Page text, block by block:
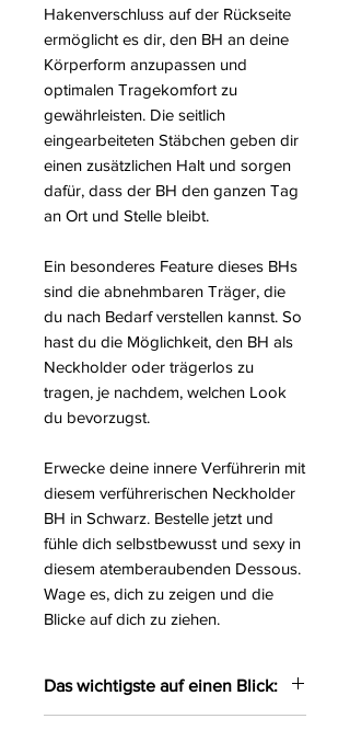
Hakenverschluss auf der Rückseite
ermöglicht es dir, den BH an deine
Körperform anzupassen und
optimalen Tragekomfort zu
gewährleisten. Die seitlich
eingearbeiteten Stäbchen geben dir
einen zusätzlichen Halt und sorgen
dafür, dass der BH den ganzen Tag
an Ort und Stelle bleibt.
Ein besonderes Feature dieses BHs
sind die abnehmbaren Träger, die
du nach Bedarf verstellen kannst. So
hast du die Möglichkeit, den BH als
Neckholder oder trägerlos zu
tragen, je nachdem, welchen Look
du bevorzugst.
Erwecke deine innere Verführerin mit
diesem verführerischen Neckholder
BH in Schwarz. Bestelle jetzt und
fühle dich selbstbewusst und sexy in
diesem atemberaubenden Dessous.
Wage es, dich zu zeigen und die
Blicke auf dich zu ziehen.
Das wichtigste auf einen Blick: